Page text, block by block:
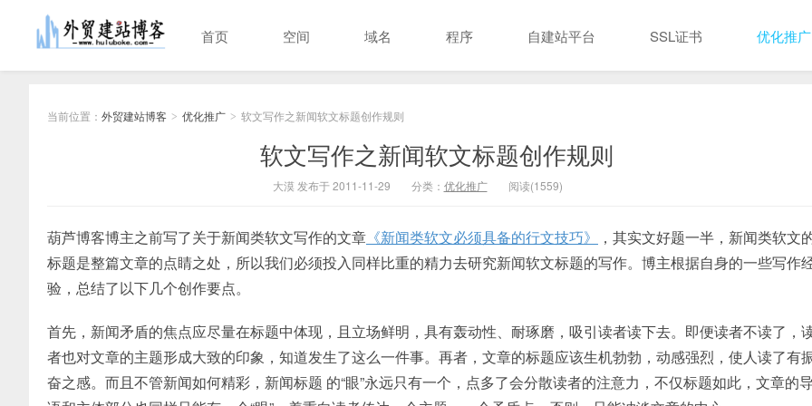
首页 空间 域名 程序 自建站平台 SSL证书 优化推广
当前位置： 外贸建站博客 > 优化推广 > 软文写作之新闻软文标题创作规则
软文写作之新闻软文标题创作规则
大漠 发布于 2011-11-29 分类： 优化推广 阅读(1559)
葫芦博客博主之前写了关于新闻类软文写作的文章 《新闻类软文必须具备的行文技巧》
，其实文好题一半，新闻类软文
标题是整篇文章的点睛之处，所以我们必须投入同样比重的精力去研究新闻软文标题的写作。博主根据自身的一些写作
验，总结了以下几个创作要点。
首先，新闻矛盾的焦点应尽量在标题中体现，且立场鲜明，具有轰动性、耐琢磨，吸引读者读下去。即便读者不读了，
者也对文章的主题形成大致的印象，知道发生了这么一件事。再者，文章的标题应该生机勃勃，动感强烈，使人读了有
奋之感。而且不管新闻如何精彩，新闻标题 的“眼”永远只有一个，点多了会分散读者的注意力，不仅标题如此，文章的